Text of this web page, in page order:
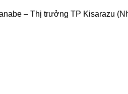
– Thị trưởng TP Kisarazu